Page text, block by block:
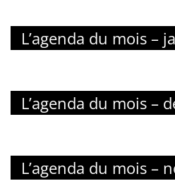
L’agenda du mois –
L’agenda du mois –
L’agenda du mois –